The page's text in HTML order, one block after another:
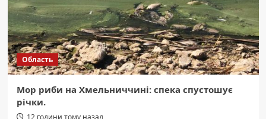
Область
Мор риби на Хмельниччині: спека спустошує
річки.
12 години тому назад